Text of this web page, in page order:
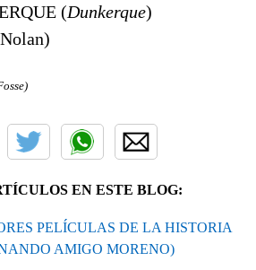
(Dunkerque)
)
EN ESTE BLOG:
PELÍCULAS DE LA HISTORIA
AMIGO MORENO)